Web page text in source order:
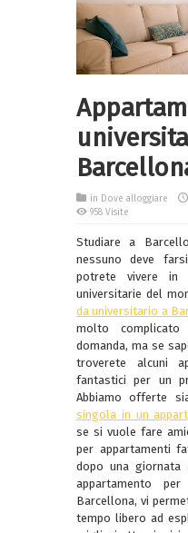
in Dove alloggiare
958 Visite
Studiare a
nessuno deve
potrete vivere in
universitarie del
da universitario a
molto
domanda, ma se
troverete alcuni
fantastici per un
Abbiamo offerte
singola in un
se si vuole fare
per appartamenti
dopo una giornata
appartamento
Barcellona, vi
tempo libero ad